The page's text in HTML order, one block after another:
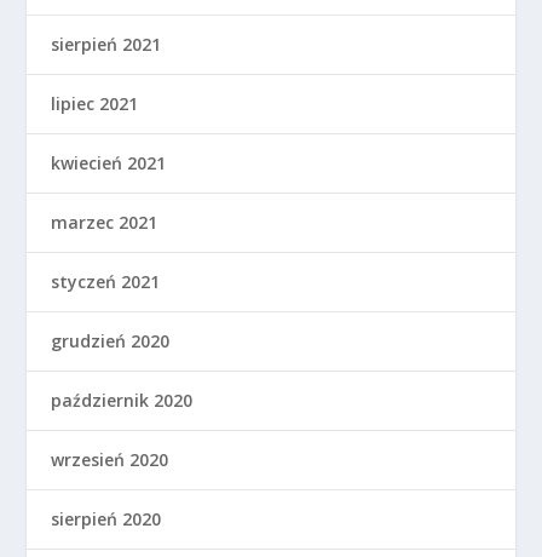
sierpień 2021
lipiec 2021
kwiecień 2021
marzec 2021
styczeń 2021
grudzień 2020
październik 2020
wrzesień 2020
sierpień 2020